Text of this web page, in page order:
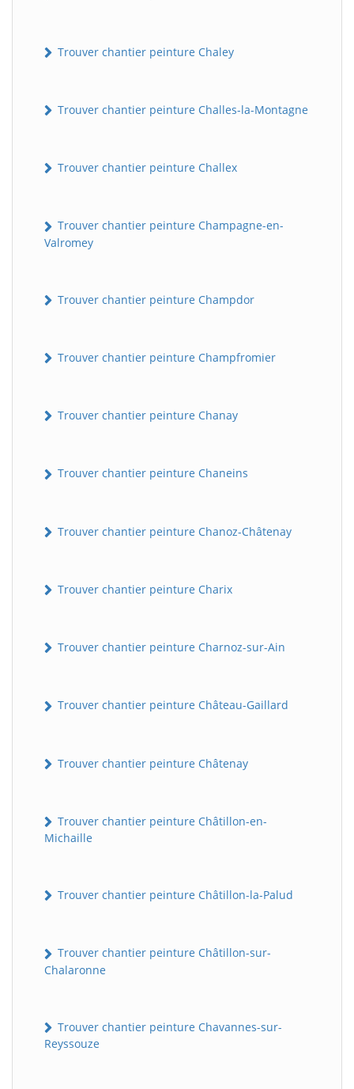
Trouver chantier peinture Chaley
Trouver chantier peinture Challes-la-Montagne
Trouver chantier peinture Challex
Trouver chantier peinture Champagne-en-
Valromey
Trouver chantier peinture Champdor
Trouver chantier peinture Champfromier
Trouver chantier peinture Chanay
Trouver chantier peinture Chaneins
Trouver chantier peinture Chanoz-Châtenay
Trouver chantier peinture Charix
Trouver chantier peinture Charnoz-sur-Ain
Trouver chantier peinture Château-Gaillard
Trouver chantier peinture Châtenay
Trouver chantier peinture Châtillon-en-
Michaille
Trouver chantier peinture Châtillon-la-Palud
Trouver chantier peinture Châtillon-sur-
Chalaronne
Trouver chantier peinture Chavannes-sur-
Reyssouze